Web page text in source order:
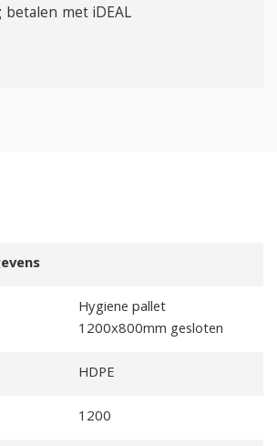
betalen met iDEAL
Hygiene pallet
1200x800mm gesloten
HDPE
1200